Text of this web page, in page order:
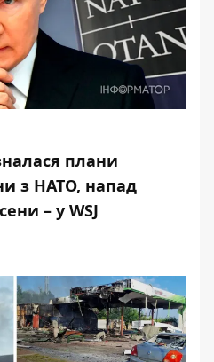
плани
з НАТО, напад
– у WSJ